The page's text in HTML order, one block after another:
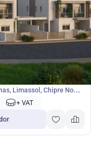
Limassol, Chipre No.
+ VAT